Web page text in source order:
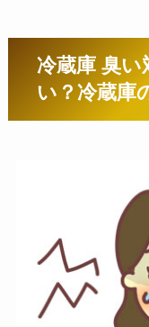
冷蔵庫 臭
い？冷蔵庫